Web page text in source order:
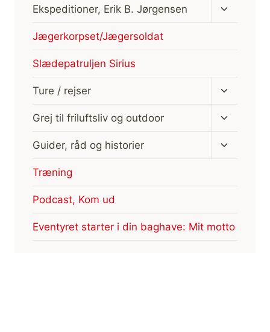
Ekspeditioner, Erik B. Jørgensen
Skift
Jægerkorpset/Jægersoldat
Slædepatruljen Sirius
Ture / rejser
Skift
Grej til friluftsliv og outdoor
Skift
Guider, råd og historier
Skift
Træning
Podcast, Kom ud
Eventyret starter i din baghave: Mit motto